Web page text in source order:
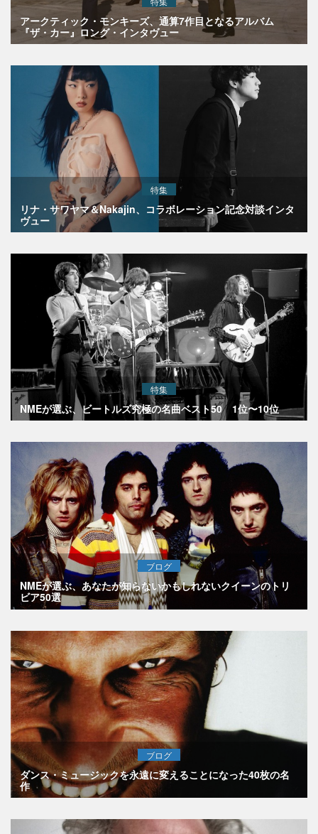
アークティック・モンキーズ、通算7作目となるアルバム
『ザ・カー』ロング・インタヴュー
特集
リナ・サワヤマ＆Nakajin、コラボレーション記念対談インタ
ヴュー
特集
NMEが選ぶ、ビートルズ究極の名曲ベスト50 1位〜10位
ブログ
NMEが選ぶ、あなたが知らないかもしれないクイーンのトリ
ビア50選
ブログ
ダンス・ミュージックを永遠に変えることになった40枚の名
作